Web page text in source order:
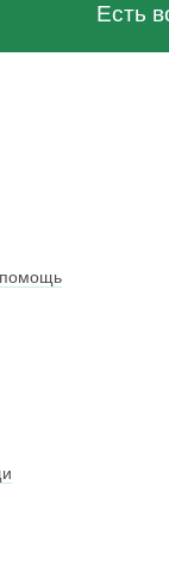
Есть
помощь